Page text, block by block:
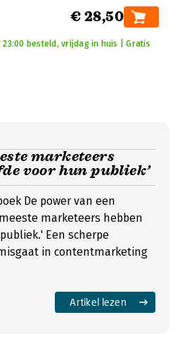
€ 28,50
besteld, vrijdag in huis | Gratis
marketeers
voor hun publiek’
De power van een
marketeers hebben
Een scherpe
in contentmarketing
Artikel lezen